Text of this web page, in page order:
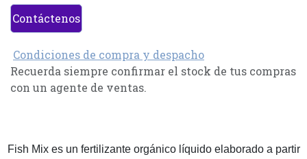
Contáctenos
Condiciones de compra y despacho
Recuerda siempre confirmar el stock de tus compras
con un agente de ventas.
Fish Mix es un fertilizante orgánico líquido elaborado a partir